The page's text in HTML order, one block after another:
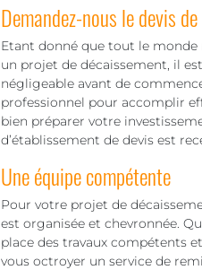
Demandez-nous le devis
Etant donné que tout le
un projet de décaissement, il
négligeable avant de
professionnel pour accomplir
bien préparer votre
d’établissement de devis est
Une équipe compétente
Pour votre projet de
est organisée et chevronnée.
place des travaux compétents
vous octroyer un service de